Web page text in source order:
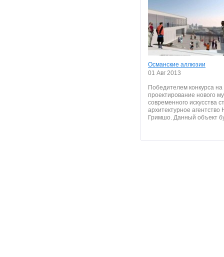
Османские аллюзии
01 Авг 2013
Победителем конкурса на
проектирование нового
современного искусства
архитектурное агентство
Гримшо. Данный объект